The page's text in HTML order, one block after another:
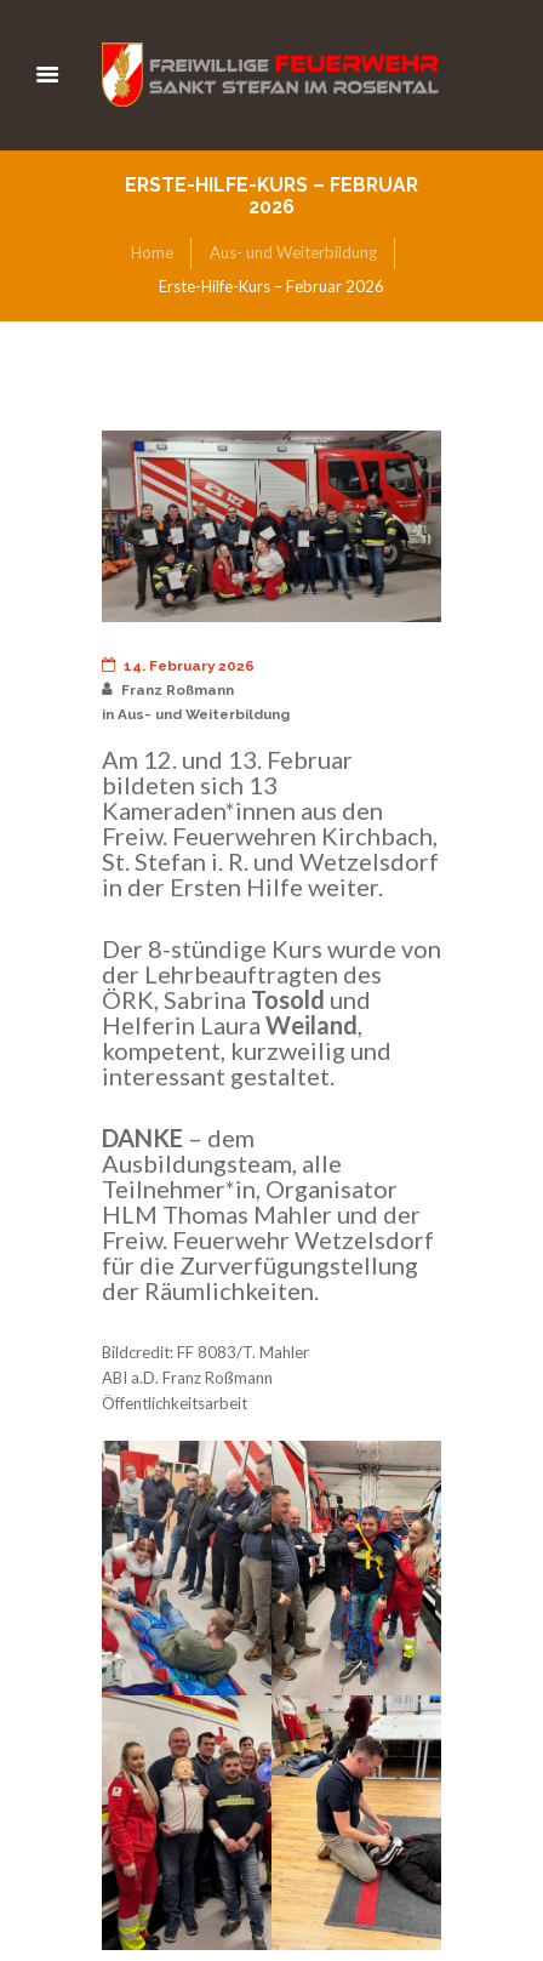
ERSTE-HILFE-KURS – FEBRUAR
2026
Home
Aus- und Weiterbildung
Erste-Hilfe-Kurs – Februar 2026
14. February 2026
Franz Roßmann
in Aus- und Weiterbildung
Am 12. und 13. Februar
bildeten sich 13
Kameraden*innen aus den
Freiw. Feuerwehren Kirchbach,
St. Stefan i. R. und Wetzelsdorf
in der Ersten Hilfe weiter.
Der 8-stündige Kurs wurde von
der Lehrbeauftragten des
ÖRK, Sabrina Tosold und
Helferin Laura Weiland,
kompetent, kurzweilig und
interessant gestaltet.
DANKE – dem
Ausbildungsteam, alle
Teilnehmer*in, Organisator
HLM Thomas Mahler und der
Freiw. Feuerwehr Wetzelsdorf
für die Zurverfügungstellung
der Räumlichkeiten.
Bildcredit: FF 8083/T. Mahler
ABI a.D. Franz Roßmann
Öffentlichkeitsarbeit